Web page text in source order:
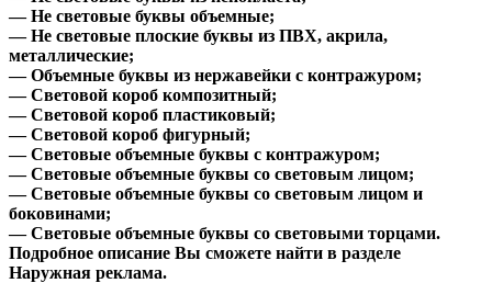
— Не световые буквы объемные;
— Не световые плоские буквы из ПВХ, акрила,
металлические;
— Объемные буквы из нержавейки с контражуром;
— Световой короб композитный;
— Световой короб пластиковый;
— Световой короб фигурный;
— Световые объемные буквы с контражуром;
— Световые объемные буквы со световым лицом;
— Световые объемные буквы со световым лицом и
боковинами;
— Световые объемные буквы со световыми торцами.
Подробное описание Вы сможете найти в разделе
Наружная реклама.